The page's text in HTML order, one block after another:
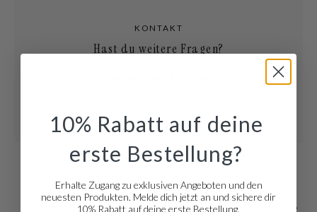
KONTAKT
Hast du weitere Fragen?
10% Rabatt auf deine
erste Bestellung?
Erhalte Zugang zu exklusiven Angeboten und den
neuesten Produkten. Melde dich jetzt an und sichere dir
10% Rabatt auf deine erste Bestellung.